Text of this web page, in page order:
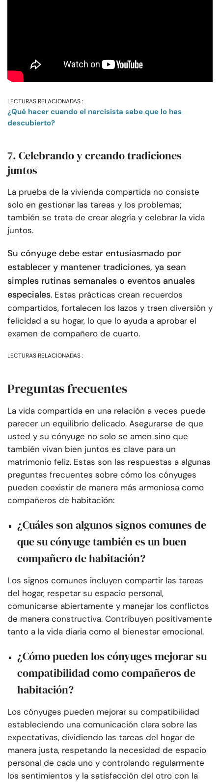
LECTURAS RELACIONADAS :
¿Qué hacer cuando el narcisista sabe que lo has
descubierto?
7. Celebrando y creando tradiciones
juntos
La prueba de la vivienda compartida no consiste
solo en gestionar las tareas y los problemas;
también se trata de crear alegría y celebrar la vida
juntos.
Su cónyuge debe estar entusiasmado por
establecer y mantener tradiciones, ya sean
simples rutinas semanales o eventos anuales
especiales. Estas prácticas crean recuerdos
compartidos, fortalecen los lazos y traen diversión y
felicidad a su hogar, lo que lo ayuda a aprobar el
examen de compañero de cuarto.
LECTURAS RELACIONADAS :
Preguntas frecuentes
La vida compartida en una relación a veces puede
parecer un equilibrio delicado. Asegurarse de que
usted y su cónyuge no solo se amen sino que
también vivan bien juntos es clave para un
matrimonio feliz. Estas son las respuestas a algunas
preguntas frecuentes sobre cómo los cónyuges
pueden coexistir de manera más armoniosa como
compañeros de habitación:
¿Cuáles son algunos signos comunes de
que su cónyuge también es un buen
compañero de habitación?
Los signos comunes incluyen compartir las tareas
del hogar, respetar su espacio personal,
comunicarse abiertamente y manejar los conflictos
de manera constructiva. Contribuyen positivamente
tanto a la vida diaria como al bienestar emocional.
¿Cómo pueden los cónyuges mejorar su
compatibilidad como compañeros de
habitación?
Los cónyuges pueden mejorar su compatibilidad
estableciendo una comunicación clara sobre las
expectativas, dividiendo las tareas del hogar de
manera justa, respetando la necesidad de espacio
personal de cada uno y controlando regularmente
los sentimientos y la satisfacción del otro con la